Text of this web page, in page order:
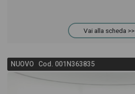
Vai alla scheda >>
NUOVO Cod. 001N363835